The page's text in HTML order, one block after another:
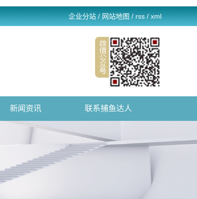
企业分站 / 网站地图 / rss / xml
新闻资讯 联系捕鱼达人